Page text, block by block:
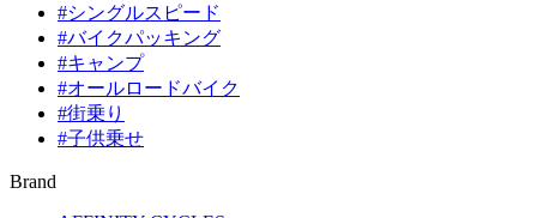
#シングルスピード
#バイクパッキング
#キャンプ
#オールロードバイク
#街乗り
#子供乗せ
Brand